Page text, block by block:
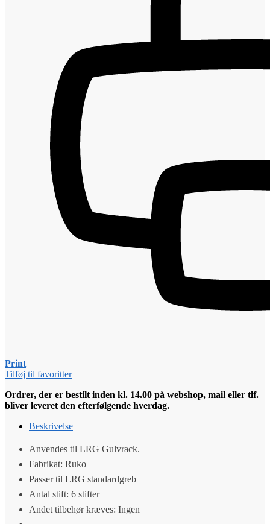
Print
Tilføj til favoritter
Ordrer, der er bestilt inden kl. 14.00 på webshop, mail eller tlf.
bliver leveret den efterfølgende hverdag.
Beskrivelse
Anvendes til LRG Gulvrack.
Fabrikat: Ruko
Passer til LRG standardgreb
Antal stift: 6 stifter
Andet tilbehør kræves: Ingen